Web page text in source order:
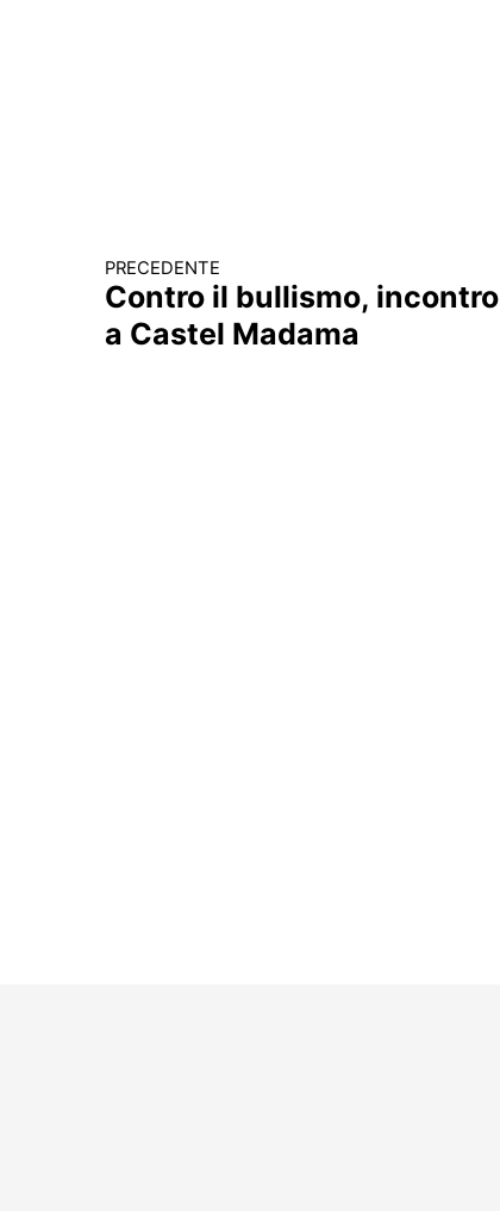
Continua a leggere
PRECEDENTE
Contro il bullismo, incontro
a Castel Madama